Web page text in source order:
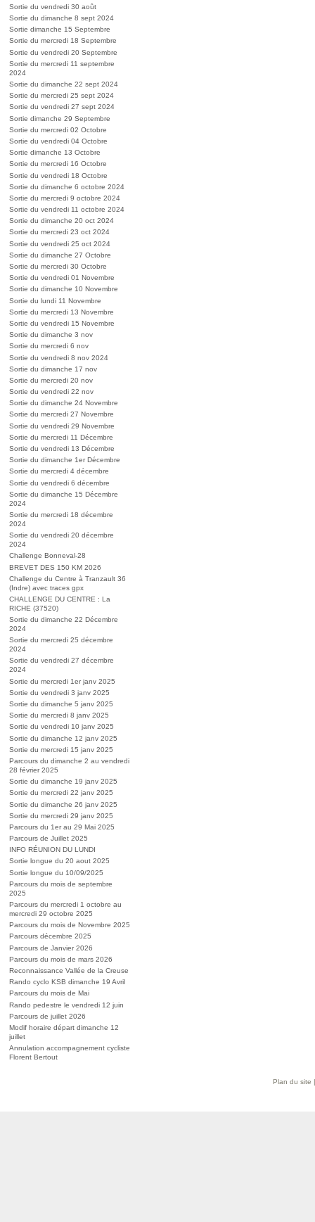
Sortie du vendredi 30 août
Sortie du dimanche 8 sept 2024
Sortie dimanche 15 Septembre
Sortie du mercredi 18 Septembre
Sortie du vendredi 20 Septembre
Sortie du mercredi 11 septembre
2024
Sortie du dimanche 22 sept 2024
Sortie du mercredi 25 sept 2024
Sortie du vendredi 27 sept 2024
Sortie dimanche 29 Septembre
Sortie du mercredi 02 Octobre
Sortie du vendredi 04 Octobre
Sortie dimanche 13 Octobre
Sortie du mercredi 16 Octobre
Sortie du vendredi 18 Octobre
Sortie du dimanche 6 octobre 2024
Sortie du mercredi 9 octobre 2024
Sortie du vendredi 11 octobre 2024
Sortie du dimanche 20 oct 2024
Sortie du mercredi 23 oct 2024
Sortie du vendredi 25 oct 2024
Sortie du dimanche 27 Octobre
Sortie du mercredi 30 Octobre
Sortie du vendredi 01 Novembre
Sortie du dimanche 10 Novembre
Sortie du lundi 11 Novembre
Sortie du mercredi 13 Novembre
Sortie du vendredi 15 Novembre
Sortie du dimanche 3 nov
Sortie du mercredi 6 nov
Sortie du vendredi 8 nov 2024
Sortie du dimanche 17 nov
Sortie du mercredi 20 nov
Sortie du vendredi 22 nov
Sortie du dimanche 24 Novembre
Sortie du mercredi 27 Novembre
Sortie du vendredi 29 Novembre
Sortie du mercredi 11 Décembre
Sortie du vendredi 13 Décembre
Sortie du dimanche 1er Décembre
Sortie du mercredi 4 décembre
Sortie du vendredi 6 décembre
Sortie du dimanche 15 Décembre
2024
Sortie du mercredi 18 décembre
2024
Sortie du vendredi 20 décembre
2024
Challenge Bonneval-28
BREVET DES 150 KM 2026
Challenge du Centre à Tranzault 36
(Indre) avec traces gpx
CHALLENGE DU CENTRE : La
RICHE (37520)
Sortie du dimanche 22 Décembre
2024
Sortie du mercredi 25 décembre
2024
Sortie du vendredi 27 décembre
2024
Sortie du mercredi 1er janv 2025
Sortie du vendredi 3 janv 2025
Sortie du dimanche 5 janv 2025
Sortie du mercredi 8 janv 2025
Sortie du vendredi 10 janv 2025
Sortie du dimanche 12 janv 2025
Sortie du mercredi 15 janv 2025
Parcours du dimanche 2 au vendredi
28 février 2025
Sortie du dimanche 19 janv 2025
Sortie du mercredi 22 janv 2025
Sortie du dimanche 26 janv 2025
Sortie du mercredi 29 janv 2025
Parcours du 1er au 29 Mai 2025
Parcours de Juillet 2025
INFO RÉUNION DU LUNDI
Sortie longue du 20 aout 2025
Sortie longue du 10/09/2025
Parcours du mois de septembre
2025
Parcours du mercredi 1 octobre au
mercredi 29 octobre 2025
Parcours du mois de Novembre 2025
Parcours décembre 2025
Parcours de Janvier 2026
Parcours du mois de mars 2026
Reconnaissance Vallée de la Creuse
Rando cyclo KSB dimanche 19 Avril
Parcours du mois de Mai
Rando pedestre le vendredi 12 juin
Parcours de juillet 2026
Modif horaire départ dimanche 12
juillet
Annulation accompagnement cycliste
Florent Bertout
Plan du site